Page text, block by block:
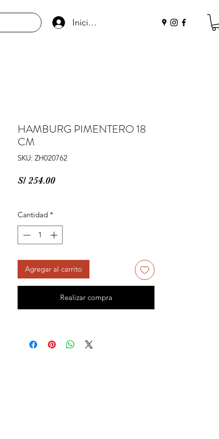
Iniciar sesión
HAMBURG PIMENTERO 18
CM
SKU: ZH020762
S/ 254.00Precio
Cantidad *
Agregar al carrito
Realizar compra